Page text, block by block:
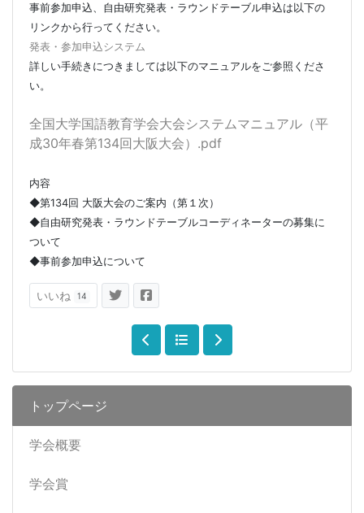
トップページ
学会概要
学会賞
事前参加申込、自由研究発表・ラウンドテーブル申込は以下の
リンクから行ってください。
発表・参加申込システム
詳しい手続きにつきましては以下のマニュアルをご参照くださ
い。
全国大学国語教育学会大会システムマニュアル（平
成30年春第134回大阪大会）.pdf
内容
◆第134回 大阪大会のご案内（第１次）
◆自由研究発表・ラウンドテーブルコーディネーターの募集に
ついて
◆事前参加申込について
いいね 14